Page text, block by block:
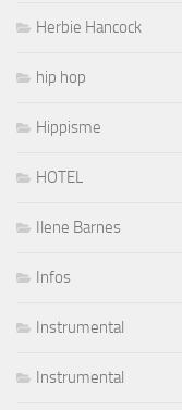
Herbie Hancock
hip hop
Hippisme
HOTEL
Ilene Barnes
Infos
Instrumental
Instrumental